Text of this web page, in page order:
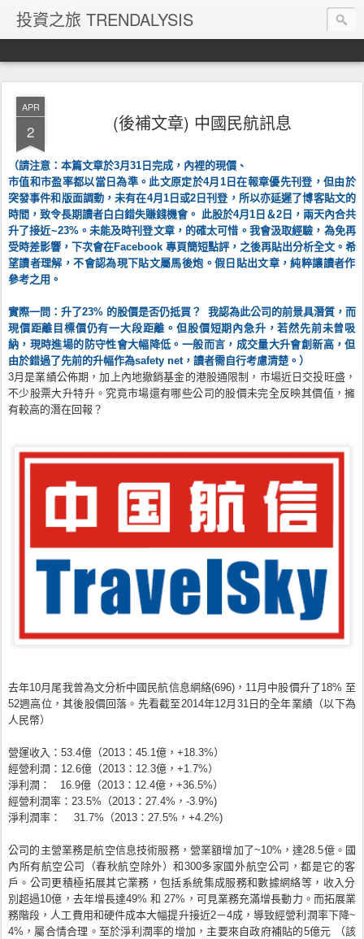
投資之旅 TRENDALYSIS
APR
2 (後補文章) 中國民航訊息
（請注意：本篇文章於3月31日完成，內裡的現價、
市值和市盈率都以當日為準。此文原定於4月1日在報章優先刊登， 但由於
突發事件和版面調動，未有在4月1日或2日刊登， 所以亦延遲了博客貼文的
時間，致令長期讀者白白錯失賺錢機會。 此股於4月1日＆2日，兩天內合共
升了接近~23%。 未能及時刊登文章，的確太可惜。我會汲取經驗， 為免再
受時差影響，下次會在Facebook 專頁簡短點評，之後再貼出分析全文。希
望讀者理解，不會認為現下貼文屬馬後炮。假日貼出文章，純粹讓讀者作
參考之用。
實際一問：升了23% 的股價是否仍抵買？ 我認為此公司的前景具潛質，而
現價距離目標價仍有一大段距離。但股價短期內急升，若然先前未曾吸
納， 現時進場的防守性會大幅降低。一般而言，成交量大升會創新高，但
由於錯過了先前的升幅作為safety net，讀者需自行考慮清楚。）
3月是業績公佈期，加上內地撤銷基金的港股通限制， 市場近日交投旺盛，
不少股票大升特升。 究竟市場還有哪些公司的股價未完全反映其價值，擁
有較高的潛在回報？
去年10月尾我曾為文分析中國民航信息網絡(696)， 11月中股價升了18% 至
52週高位，其後股價回落。 先看截至2014年12月31日的全年業績（以下為
人民幣）
營運收入：53.4億（2013：45.1億，+18.3%）
經營利潤：12.6億（2013：12.3億，+1.7%）
淨利潤： 16.9億（2013：12.4億，+36.5%）
經營利潤率：23.5%（2013：27.4%，-3.9%)
淨利潤率： 31.7%（2013：27.5%，+4.2%)
公司的主營業務是航空信息技術服務，營業額增加了~10%，達28.5億。國
內所有航空公司（春秋航空除外）和300多家國外航空公司，都是它的客
戶。 公司更積極拓展其它業務，包括系統集成服務和數據網絡等， 收入分
別超過10億，去年增長達49% 和 27%，可見業務充滿增長動力。而拓展業
務階段， 人工費用和硬件成本大幅提升接近2－4成，導致經營利潤率下降~
4%，屬合情合理。至於淨利潤率的增加， 主要來自政府補貼的5億元 （該